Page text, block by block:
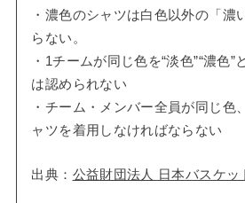
・濃色のシャツは白色以外の「濃
らない。
・1チームが同じ色を“淡色”“濃色”
は認められない
・チーム・メンバー全員が同じ色
ャツを着用しなければならない
出典： 公益財団法人 日本バスケッ